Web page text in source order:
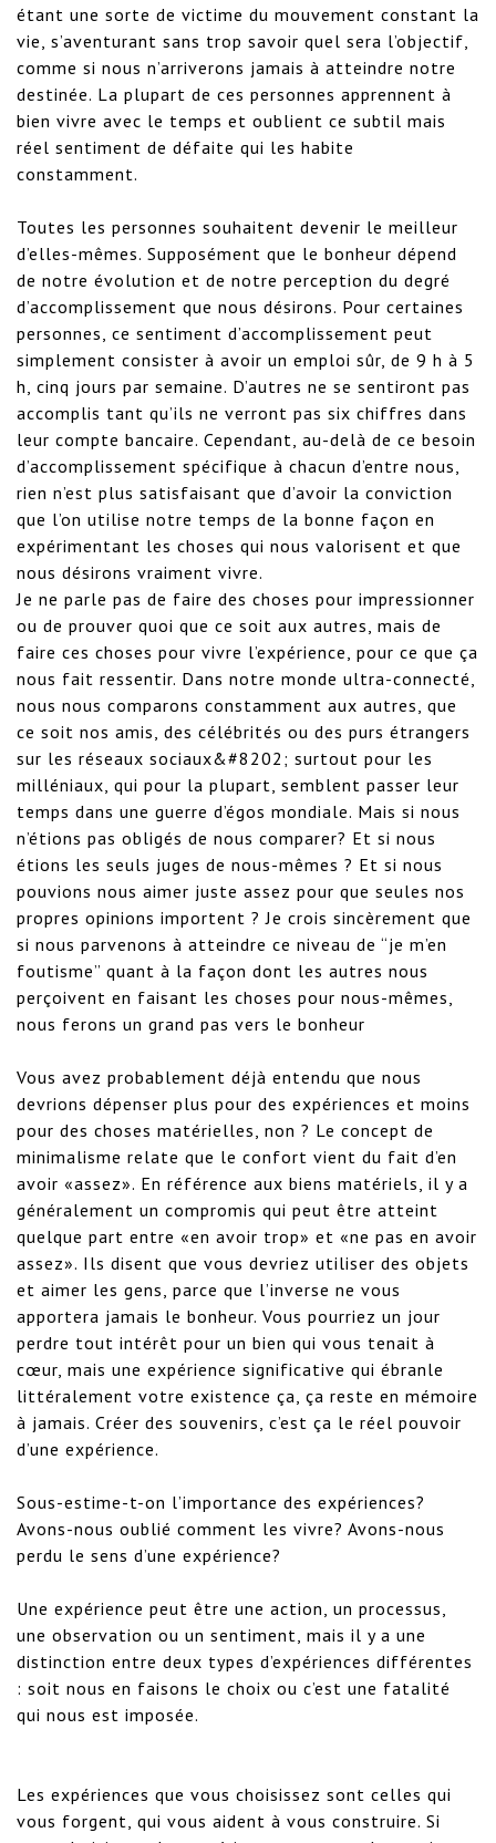
étant une sorte de victime du mouvement constant la
vie, s’aventurant sans trop savoir quel sera l’objectif,
comme si nous n’arriverons jamais à atteindre notre
destinée. La plupart de ces personnes apprennent à
bien vivre avec le temps et oublient ce subtil mais
réel sentiment de défaite qui les habite
constamment.
Toutes les personnes souhaitent devenir le meilleur
d’elles-mêmes. Supposément que le bonheur dépend
de notre évolution et de notre perception du degré
d’accomplissement que nous désirons. Pour certaines
personnes, ce sentiment d’accomplissement peut
simplement consister à avoir un emploi sûr, de 9 h à 5
h, cinq jours par semaine. D’autres ne se sentiront pas
accomplis tant qu’ils ne verront pas six chiffres dans
leur compte bancaire. Cependant, au-delà de ce besoin
d’accomplissement spécifique à chacun d’entre nous,
rien n’est plus satisfaisant que d’avoir la conviction
que l’on utilise notre temps de la bonne façon en
expérimentant les choses qui nous valorisent et que
nous désirons vraiment vivre.
Je ne parle pas de faire des choses pour impressionner
ou de prouver quoi que ce soit aux autres, mais de
faire ces choses pour vivre l’expérience, pour ce que ça
nous fait ressentir. Dans notre monde ultra-connecté,
nous nous comparons constamment aux autres, que
ce soit nos amis, des célébrités ou des purs étrangers
sur les réseaux sociaux&#8202; surtout pour les
milléniaux, qui pour la plupart, semblent passer leur
temps dans une guerre d’égos mondiale. Mais si nous
n’étions pas obligés de nous comparer? Et si nous
étions les seuls juges de nous-mêmes ? Et si nous
pouvions nous aimer juste assez pour que seules nos
propres opinions importent ? Je crois sincèrement que
si nous parvenons à atteindre ce niveau de “je m’en
foutisme” quant à la façon dont les autres nous
perçoivent en faisant les choses pour nous-mêmes,
nous ferons un grand pas vers le bonheur
Vous avez probablement déjà entendu que nous
devrions dépenser plus pour des expériences et moins
pour des choses matérielles, non ? Le concept de
minimalisme relate que le confort vient du fait d’en
avoir «assez». En référence aux biens matériels, il y a
généralement un compromis qui peut être atteint
quelque part entre «en avoir trop» et «ne pas en avoir
assez». Ils disent que vous devriez utiliser des objets
et aimer les gens, parce que l’inverse ne vous
apportera jamais le bonheur. Vous pourriez un jour
perdre tout intérêt pour un bien qui vous tenait à
cœur, mais une expérience significative qui ébranle
littéralement votre existence ça, ça reste en mémoire
à jamais. Créer des souvenirs, c’est ça le réel pouvoir
d’une expérience.
Sous-estime-t-on l’importance des expériences?
Avons-nous oublié comment les vivre? Avons-nous
perdu le sens d’une expérience?
Une expérience peut être une action, un processus,
une observation ou un sentiment, mais il y a une
distinction entre deux types d’expériences différentes
: soit nous en faisons le choix ou c’est une fatalité
qui nous est imposée.
Les expériences que vous choisissez sont celles qui
vous forgent, qui vous aident à vous construire. Si